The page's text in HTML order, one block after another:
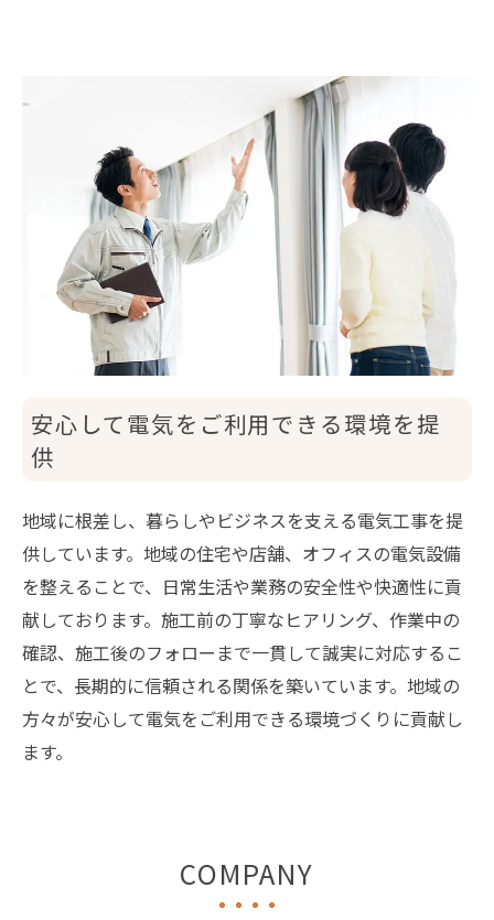
安心して電気をご利用できる環境を提
供
地域に根差し、暮らしやビジネスを支える電気工事を提
供しています。地域の住宅や店舗、オフィスの電気設備
を整えることで、日常生活や業務の安全性や快適性に貢
献しております。施工前の丁寧なヒアリング、作業中の
確認、施工後のフォローまで一貫して誠実に対応するこ
とで、長期的に信頼される関係を築いています。地域の
方々が安心して電気をご利用できる環境づくりに貢献し
ます。
COMPANY